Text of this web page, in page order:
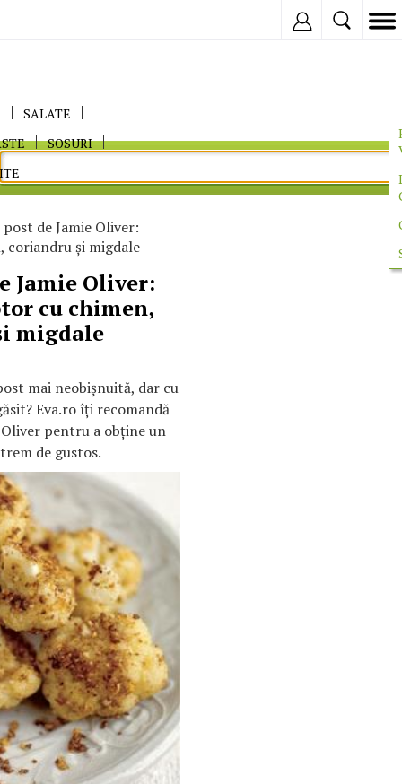
SALATE
SOSURI
de Jamie Oliver:
coriandru şi migdale
Jamie Oliver:
cu chimen,
migdale
mai neobişnuită, dar cu
Eva.ro îţi recomandă
pentru a obţine un
de gustos.